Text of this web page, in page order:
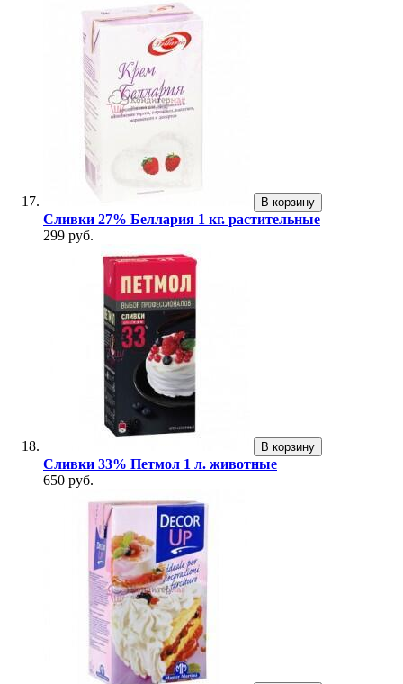
В корзину
Сливки 27% Беллария 1 кг. растительные
299 руб.
В корзину
Сливки 33% Петмол 1 л. животные
650 руб.